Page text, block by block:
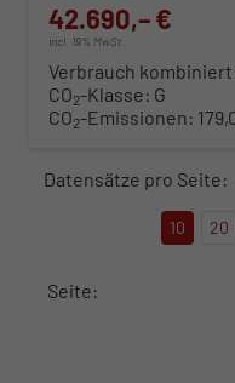
42.690,– €
incl. 19% MwSt.
Verbrauch
CO2-Klasse: G
CO2-Emissionen:
Datensätze pro Seite:
10 20
Seite: